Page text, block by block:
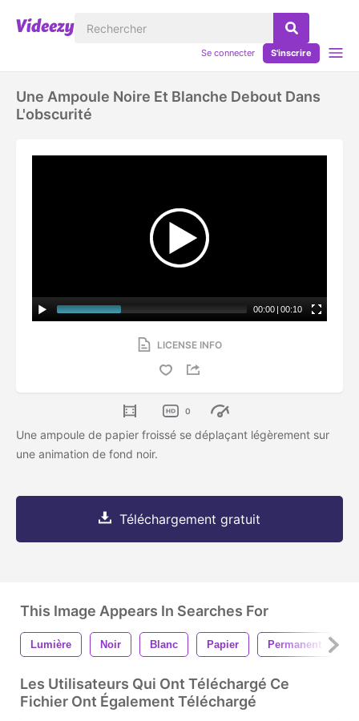
Se connecter S'inscrire
Une Ampoule Noire Et Blanche Debout Dans
L'obscurité
00:00 | 00:10
LICENSE INFO
0
Une ampoule de papier froissé se déplaçant légèrement sur
une animation de fond noir.
Téléchargement gratuit
This Image Appears In Searches For
Lumière Noir Blanc Papier Permanent
Les Utilisateurs Qui Ont Téléchargé Ce
Fichier Ont Également Téléchargé